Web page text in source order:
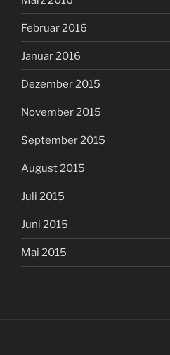
Februar 2016
Januar 2016
Dezember 2015
November 2015
September 2015
August 2015
Juli 2015
Juni 2015
Mai 2015